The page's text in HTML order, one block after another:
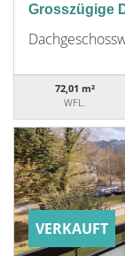
Grosszügige
72,01 m²
WFL.
VERKAUFT